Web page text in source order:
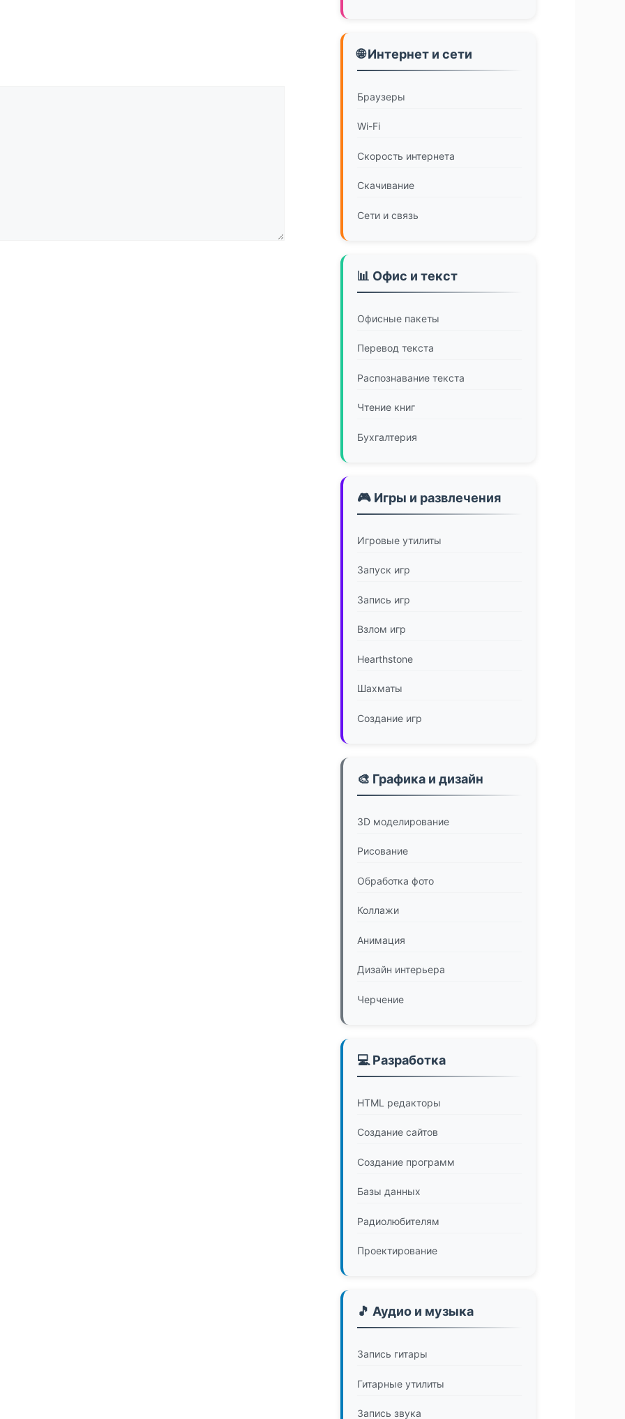
🌐 Интернет и сети
Браузеры
Wi-Fi
Скорость интернета
Скачивание
Сети и связь
📊 Офис и текст
Офисные пакеты
Перевод текста
Распознавание текста
Чтение книг
Бухгалтерия
🎮 Игры и развлечения
Игровые утилиты
Запуск игр
Запись игр
Взлом игр
Hearthstone
Шахматы
Создание игр
🎨 Графика и дизайн
3D моделирование
Рисование
Обработка фото
Коллажи
Анимация
Дизайн интерьера
Черчение
💻 Разработка
HTML редакторы
Создание сайтов
Создание программ
Базы данных
Радиолюбителям
Проектирование
🎵 Аудио и музыка
Запись гитары
Гитарные утилиты
Запись звука